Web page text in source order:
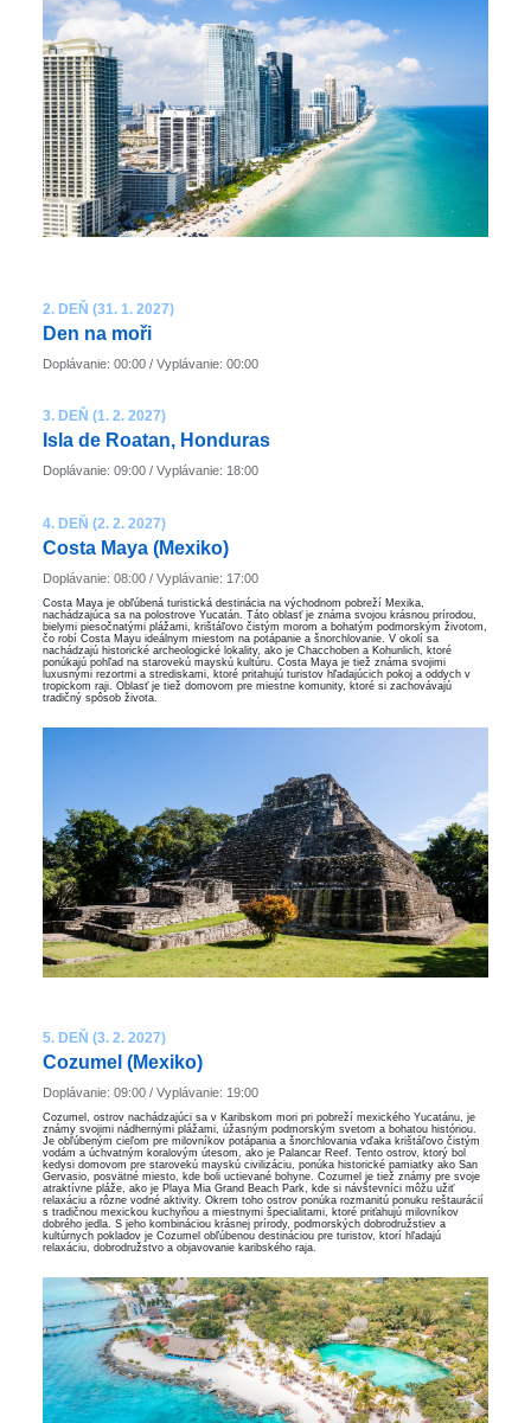
2. DEŇ (31. 1. 2027)
Den na moři
Doplávanie: 00:00 / Vyplávanie: 00:00
3. DEŇ (1. 2. 2027)
Isla de Roatan, Honduras
Doplávanie: 09:00 / Vyplávanie: 18:00
4. DEŇ (2. 2. 2027)
Costa Maya (Mexiko)
Doplávanie: 08:00 / Vyplávanie: 17:00
Costa Maya je obľúbená turistická destinácia na východnom pobreží Mexika,
nachádzajúca sa na polostrove Yucatán. Táto oblasť je známa svojou krásnou prírodou,
bielymi piesočnatými plážami, krištáľovo čistým morom a bohatým podmorským životom,
čo robí Costa Mayu ideálnym miestom na potápanie a šnorchlovanie. V okolí sa
nachádzajú historické archeologické lokality, ako je Chacchoben a Kohunlich, ktoré
ponúkajú pohľad na starovekú mayskú kultúru. Costa Maya je tiež známa svojimi
luxusnými rezortmi a strediskami, ktoré pritahujú turistov hľadajúcich pokoj a oddych v
tropickom raji. Oblasť je tiež domovom pre miestne komunity, ktoré si zachovávajú
tradičný spôsob života.
5. DEŇ (3. 2. 2027)
Cozumel (Mexiko)
Doplávanie: 09:00 / Vyplávanie: 19:00
Cozumel, ostrov nachádzajúci sa v Karibskom mori pri pobreží mexického Yucatánu, je
známy svojimi nádhernými plážami, úžasným podmorským svetom a bohatou históriou.
Je obľúbeným cieľom pre milovníkov potápania a šnorchlovania vďaka krištáľovo čistým
vodám a úchvatným koralovým útesom, ako je Palancar Reef. Tento ostrov, ktorý bol
kedysi domovom pre starovekú mayskú civilizáciu, ponúka historické pamiatky ako San
Gervasio, posvätné miesto, kde boli uctievané bohyne. Cozumel je tiež známy pre svoje
atraktívne pláže, ako je Playa Mia Grand Beach Park, kde si návštevníci môžu užiť
relaxáciu a rôzne vodné aktivity. Okrem toho ostrov ponúka rozmanitú ponuku reštaurácií
s tradičnou mexickou kuchyňou a miestnymi špecialitami, ktoré priťahujú milovníkov
dobrého jedla. S jeho kombináciou krásnej prírody, podmorských dobrodružstiev a
kultúrnych pokladov je Cozumel obľúbenou destináciou pre turistov, ktorí hľadajú
relaxáciu, dobrodružstvo a objavovanie karibského raja.